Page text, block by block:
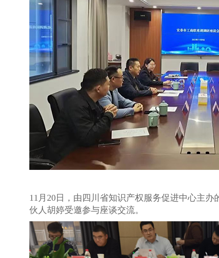
11月20日，由四川省知识产权服务促进中心主
伙人胡婷受邀参与座谈交流。